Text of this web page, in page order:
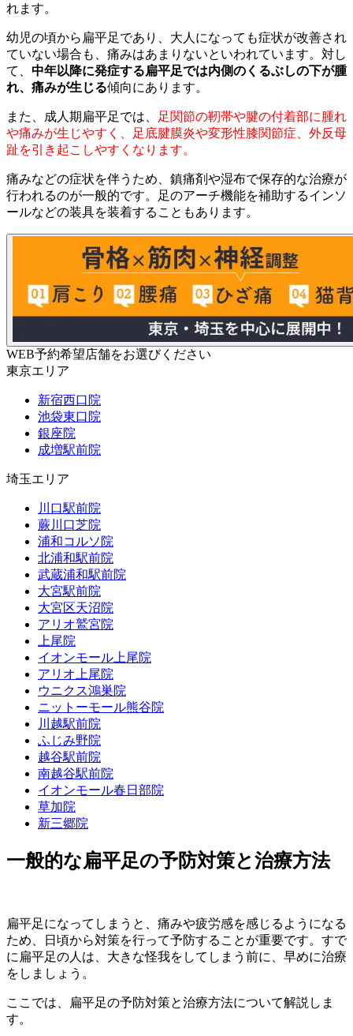
れます。
幼児の頃から扁平足であり、大人になっても症状が改善され
ていない場合も、痛みはあまりないといわれています。対し
て、 中年以降に発症する扁平足では内側のくるぶしの下が腫
れ、痛みが生じる傾向にあります。
また、成人期扁平足では、
足関節の靭帯や腱の付着部に腫れ
や痛みが生じやすく、足底腱膜炎や変形性膝関節症、外反母
趾を引き起こしやすくなります。
痛みなどの症状を伴うため、鎮痛剤や湿布で保存的な治療が
行われるのが一般的です。足のアーチ機能を補助するインソ
ールなどの装具を装着することもあります。
WEB予約希望店舗をお選びください
東京エリア
新宿西口院
池袋東口院
銀座院
成増駅前院
埼玉エリア
川口駅前院
蕨川口芝院
浦和コルソ院
北浦和駅前院
武蔵浦和駅前院
大宮駅前院
大宮区天沼院
アリオ鷲宮院
上尾院
イオンモール上尾院
アリオ上尾院
ウニクス鴻巣院
ニットーモール熊谷院
川越駅前院
ふじみ野院
越谷駅前院
南越谷駅前院
イオンモール春日部院
草加院
新三郷院
一般的な扁平足の予防対策と治療方法
扁平足になってしまうと、痛みや疲労感を感じるようになる
ため、日頃から対策を行って予防することが重要です。すで
に扁平足の人は、大きな怪我をしてしまう前に、早めに治療
をしましょう。
ここでは、扁平足の予防対策と治療方法について解説しま
す。